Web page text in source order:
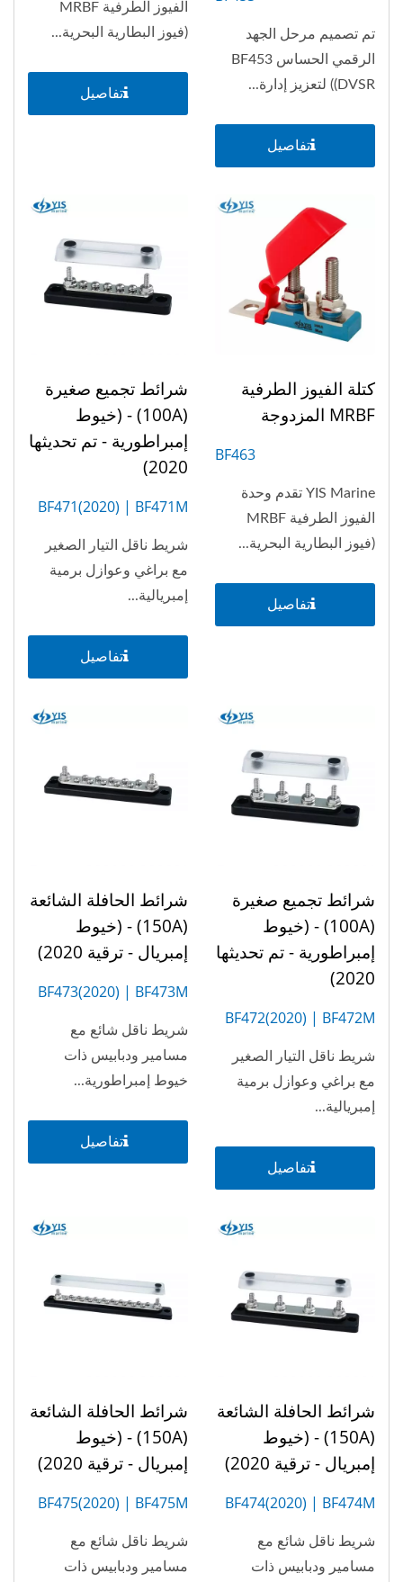
تم تصميم مرحل الجهد
الرقمي الحساس BF453
(DVSR) لتعزيز إدارة...
تفاصيل
الفيوز الطرفية MRBF
(فيوز البطارية البحرية...
تفاصيل
كتلة الفيوز الطرفية
MRBF المزدوجة
BF463
YIS Marine تقدم وحدة
الفيوز الطرفية MRBF
(فيوز البطارية البحرية...
تفاصيل
شرائط تجميع صغيرة
(100A) - (خيوط
إمبراطورية - تم تحديثها
2020)
BF471(2020) | BF471M
شريط ناقل التيار الصغير
مع براغي وعوازل برمية
إمبريالية...
تفاصيل
شرائط تجميع صغيرة
(100A) - (خيوط
إمبراطورية - تم تحديثها
2020)
BF472(2020) | BF472M
شريط ناقل التيار الصغير
مع براغي وعوازل برمية
إمبريالية...
تفاصيل
شرائط الحافلة الشائعة
(150A) - (خيوط
إمبريال - ترقية 2020)
BF473(2020) | BF473M
شريط ناقل شائع مع
مسامير ودبابيس ذات
خيوط إمبراطورية...
تفاصيل
شرائط الحافلة الشائعة
(150A) - (خيوط
إمبريال - ترقية 2020)
BF474(2020) | BF474M
شريط ناقل شائع مع
مسامير ودبابيس ذات
شرائط الحافلة الشائعة
(150A) - (خيوط
إمبريال - ترقية 2020)
BF475(2020) | BF475M
شريط ناقل شائع مع
مسامير ودبابيس ذات